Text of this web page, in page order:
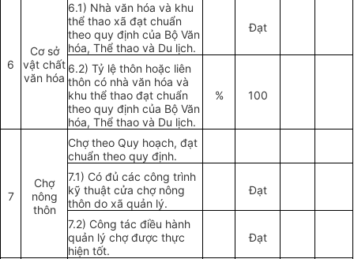
6
Cơ sở
vật chất
văn hóa
6.1) Nhà văn hóavà khu
thể thao xã đạt chuẩn
theo quy định của Bộ Văn
hóa, Thể thao và Du lịch.
Đạt
6.2) Tỷ lệ thôn hoặc liên
thôn có nhà văn hóavà
khu thể thao đạt chuẩn
theo quy định của Bộ Văn
hóa, Thểthao và Du lịch.
% 100
7
Chợ
nông
thôn
Chợ theo Quy hoạch, đạt
chuẩn theo quy định.
7.1) Có đủ các công trình
kỹ thuật cửa chợ nông
thôn do xã quản lý.
Đạt
7.2) Công tác điều hành
quản lý chợ được thực
hiện tốt.
Đạt